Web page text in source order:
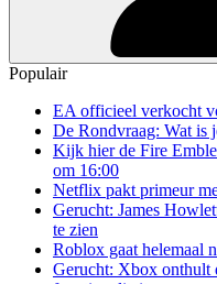
Populair
EA officieel verkocht
De Rondvraag: Wat is
Kijk hier de Fire
om 16:00
Netflix pakt primeur
Gerucht: James
te zien
Roblox gaat helemaal
Gerucht: Xbox onthult